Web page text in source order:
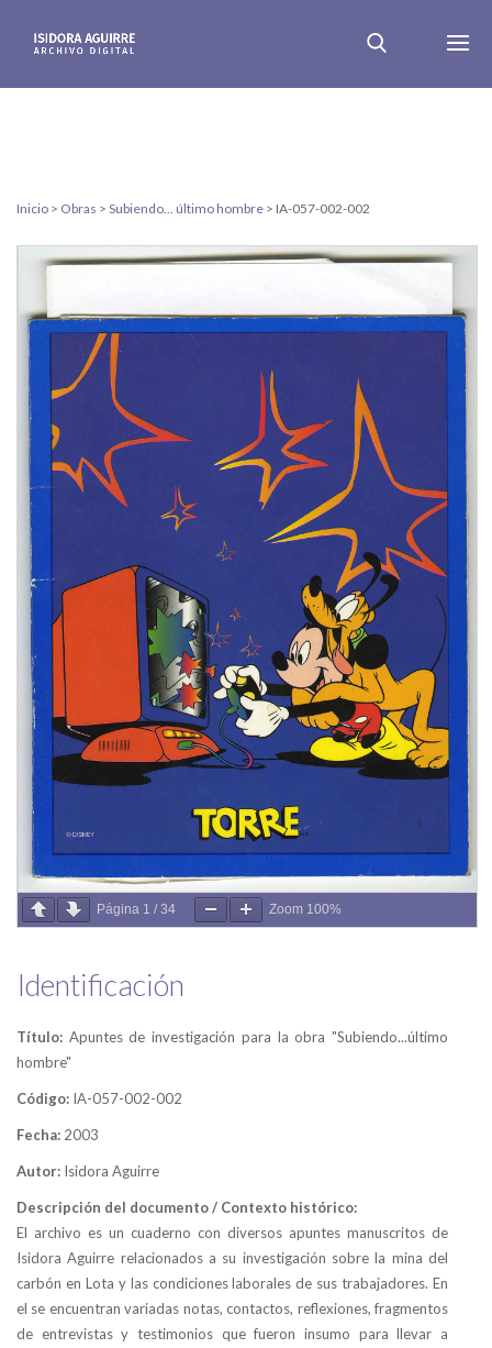
Inicio > Obras > Subiendo... último hombre > IA-057-002-002
Página 1 / 34 Zoom 100%
Identificación
Título: Apuntes de investigación para la obra "Subiendo...último
hombre"
Código: IA-057-002-002
Fecha: 2003
Autor: Isidora Aguirre
Descripción del documento / Contexto histórico:
El archivo es un cuaderno con diversos apuntes manuscritos de
Isidora Aguirre relacionados a su investigación sobre la mina del
carbón en Lota y las condiciones laborales de sus trabajadores. En
el se encuentran variadas notas, contactos, reflexiones, fragmentos
de entrevistas y testimonios que fueron insumo para llevar a